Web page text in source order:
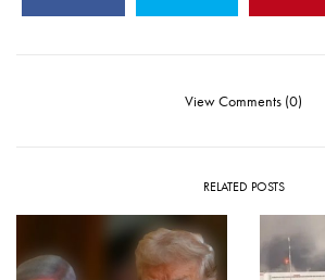
View Comments (0)
RELATED POSTS